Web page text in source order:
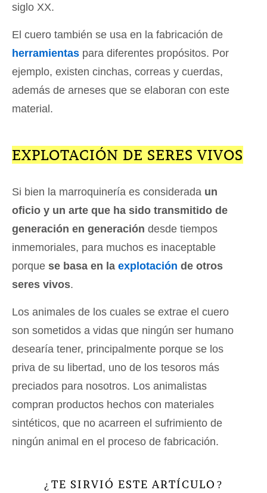
siglo XX.
El cuero también se usa en la fabricación de
herramientas para diferentes propósitos. Por
ejemplo, existen cinchas, correas y cuerdas,
además de arneses que se elaboran con este
material.
EXPLOTACIÓN DE SERES VIVOS
Si bien la marroquinería es considerada un
oficio y un arte que ha sido transmitido de
generación en generación desde tiempos
inmemoriales, para muchos es inaceptable
porque se basa en la explotación de otros
seres vivos.
Los animales de los cuales se extrae el cuero
son sometidos a vidas que ningún ser humano
desearía tener, principalmente porque se los
priva de su libertad, uno de los tesoros más
preciados para nosotros. Los animalistas
compran productos hechos con materiales
sintéticos, que no acarreen el sufrimiento de
ningún animal en el proceso de fabricación.
¿ TE SIRVIÓ ESTE ARTÍCULO ?